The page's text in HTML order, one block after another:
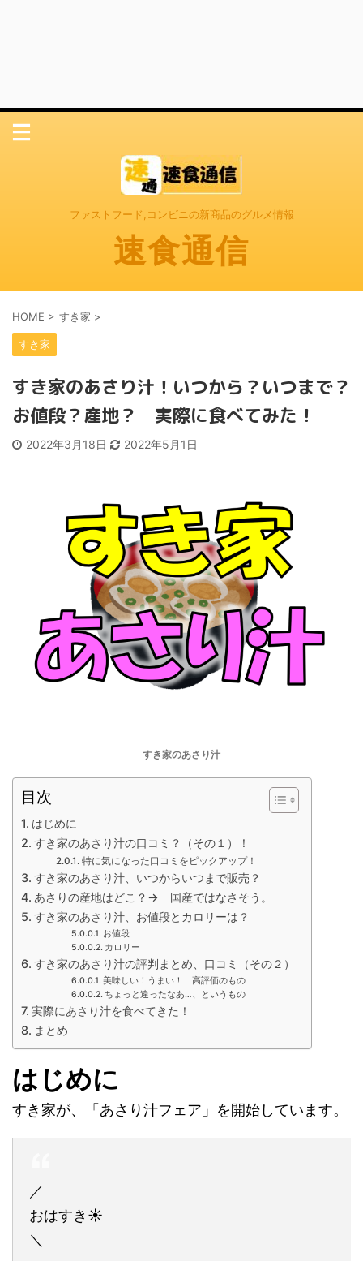
ファストフード,コンビニの新商品のグルメ情報
速食通信
HOME > すき家 >
すき家
すき家のあさり汁！いつから？いつまで？
お値段？産地？ 実際に食べてみた！
2022年3月18日 2022年5月1日
すき家のあさり汁
目次
はじめに
すき家のあさり汁の口コミ？（その１）！
特に気になった口コミをピックアップ！
すき家のあさり汁、いつからいつまで販売？
あさりの産地はどこ？→ 国産ではなさそう。
すき家のあさり汁、お値段とカロリーは？
お値段
カロリー
すき家のあさり汁の評判まとめ、口コミ（その２）
美味しい！うまい！ 高評価のもの
ちょっと違ったなあ…、というもの
実際にあさり汁を食べてきた！
まとめ
はじめに
すき家が、「あさり汁フェア」を開始しています。
／
おはすき☀️
＼